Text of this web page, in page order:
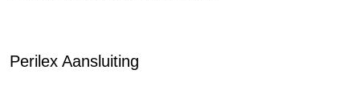
Perilex Aansluiting